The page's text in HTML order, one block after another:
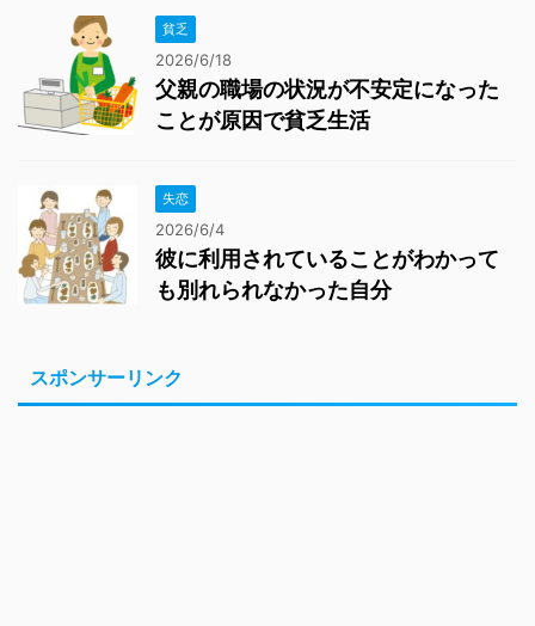
貧乏
2026/6/18
父親の職場の状況が不安定になった
ことが原因で貧乏生活
失恋
2026/6/4
彼に利用されていることがわかって
も別れられなかった自分
スポンサーリンク